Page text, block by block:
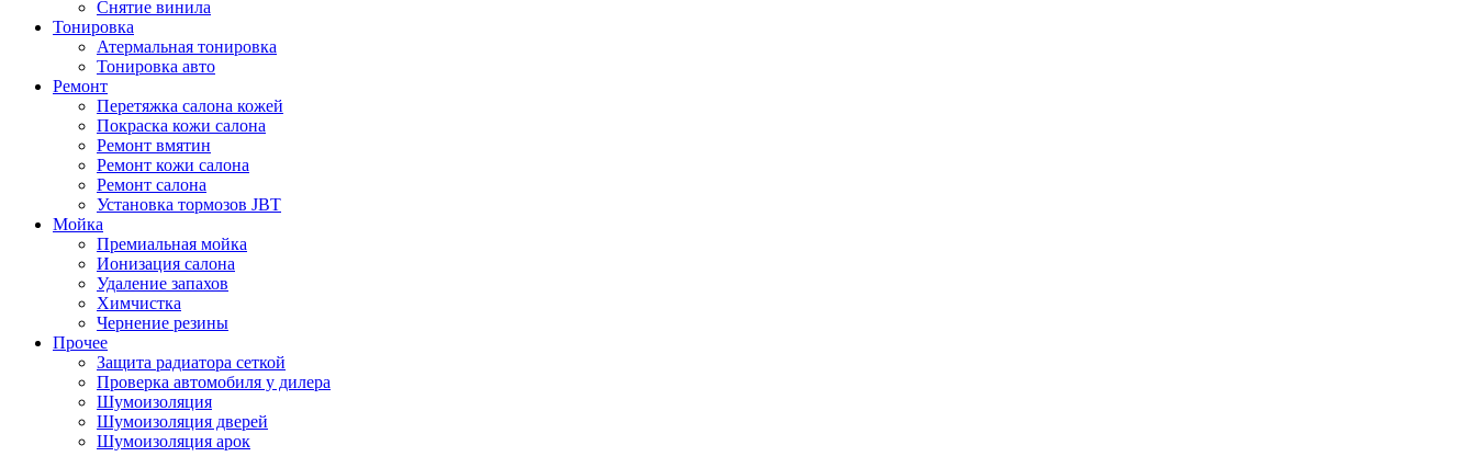
Снятие винила
Тонировка
Атермальная тонировка
Тонировка авто
Ремонт
Перетяжка салона кожей
Покраска кожи салона
Ремонт вмятин
Ремонт кожи салона
Ремонт салона
Установка тормозов JBT
Мойка
Премиальная мойка
Ионизация салона
Удаление запахов
Химчистка
Чернение резины
Прочее
Защита радиатора сеткой
Проверка автомобиля у дилера
Шумоизоляция
Шумоизоляция дверей
Шумоизоляция арок